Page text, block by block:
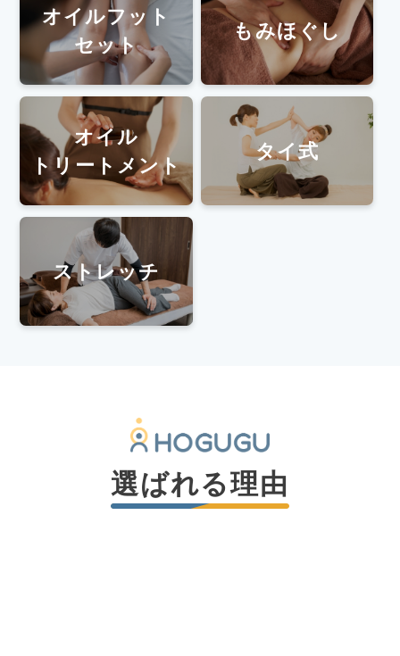
オイルフット
セット
もみほぐし
オイル
トリートメント
タイ式
ストレッチ
選ばれる理由